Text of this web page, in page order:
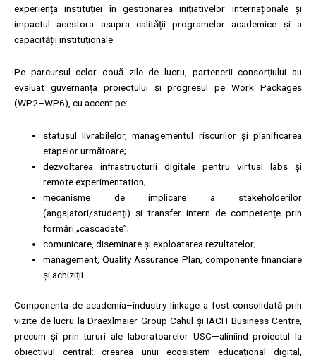
experiența instituției în gestionarea inițiativelor internaționale și
impactul acestora asupra calității programelor academice și a
capacității instituționale.
Pe parcursul celor două zile de lucru, partenerii consorțiului au
evaluat guvernanța proiectului și progresul pe Work Packages
(WP2–WP6), cu accent pe:
statusul livrabilelor, managementul riscurilor și planificarea
etapelor următoare;
dezvoltarea infrastructurii digitale pentru virtual labs și
remote experimentation;
mecanisme de implicare a stakeholderilor
(angajatori/studenți) și transfer intern de competențe prin
formări „cascadate”;
comunicare, diseminare și exploatarea rezultatelor;
management, Quality Assurance Plan, componente financiare
și achiziții.
Componenta de academia–industry linkage a fost consolidată prin
vizite de lucru la Draexlmaier Group Cahul și IACH Business Centre,
precum și prin tururi ale laboratoarelor USC—aliniind proiectul la
obiectivul central: crearea unui ecosistem educațional digital,